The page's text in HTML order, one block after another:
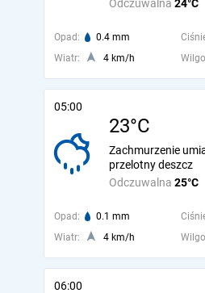
Odczuwalna 24°C
Opad: 0.4 mm
Wiatr:
4 km/h
05:00
23°C
Odczuwalna 25°C
Zachmurzenie
przelotny deszcz
Opad: 0.1 mm
Wiatr:
4 km/h
06:00